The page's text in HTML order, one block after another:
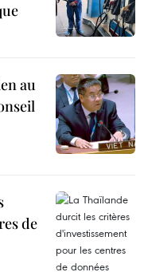
au
de